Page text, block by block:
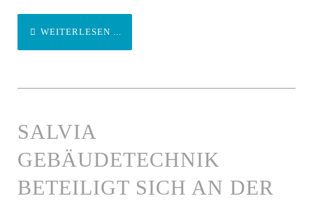
WEITERLESEN ...
SALVIA
GEBÄUDETECHNIK
BETEILIGT SICH AN DER